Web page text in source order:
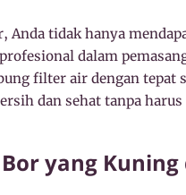
Anda tidak hanya
dalam
filter air dengan tepat
dan sehat tanpa
yang